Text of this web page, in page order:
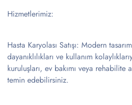
Hizmetlerimiz:
Hasta Karyolası Satışı: Modern
dayanıklılıkları ve kullanım
kuruluşları, ev bakımı veya rehabilite
temin edebilirsiniz.